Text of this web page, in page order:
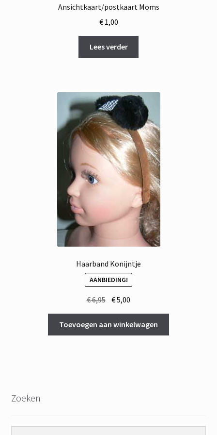
Ansichtkaart/postkaart Moms
€1,00
Lees verder
Haarband Konijntje
AANBIEDING!
€6,95 Oorspronkelijke
prijs
was:
€ 6,95.
€5,00
prijs
is:
€ 5,00.
Toevoegen aan winkelwagen
Zoeken